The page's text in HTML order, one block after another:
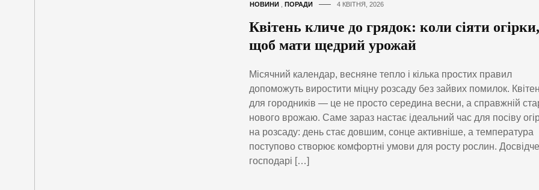
НОВИНИ , ПОРАДИ 4 КВІТНЯ, 2026
Квітень кличе до грядок: коли сіяти огірки,
щоб мати щедрий урожай
Місячний календар, весняне тепло і кілька простих правил
допоможуть виростити міцну розсаду без зайвих помилок.
для городників — це не просто середина весни, а справжній
нового врожаю. Саме зараз настає ідеальний час для посіву
на розсаду: день стає довшим, сонце активніше, а температура
поступово створює комфортні умови для росту рослин.
господарі […]